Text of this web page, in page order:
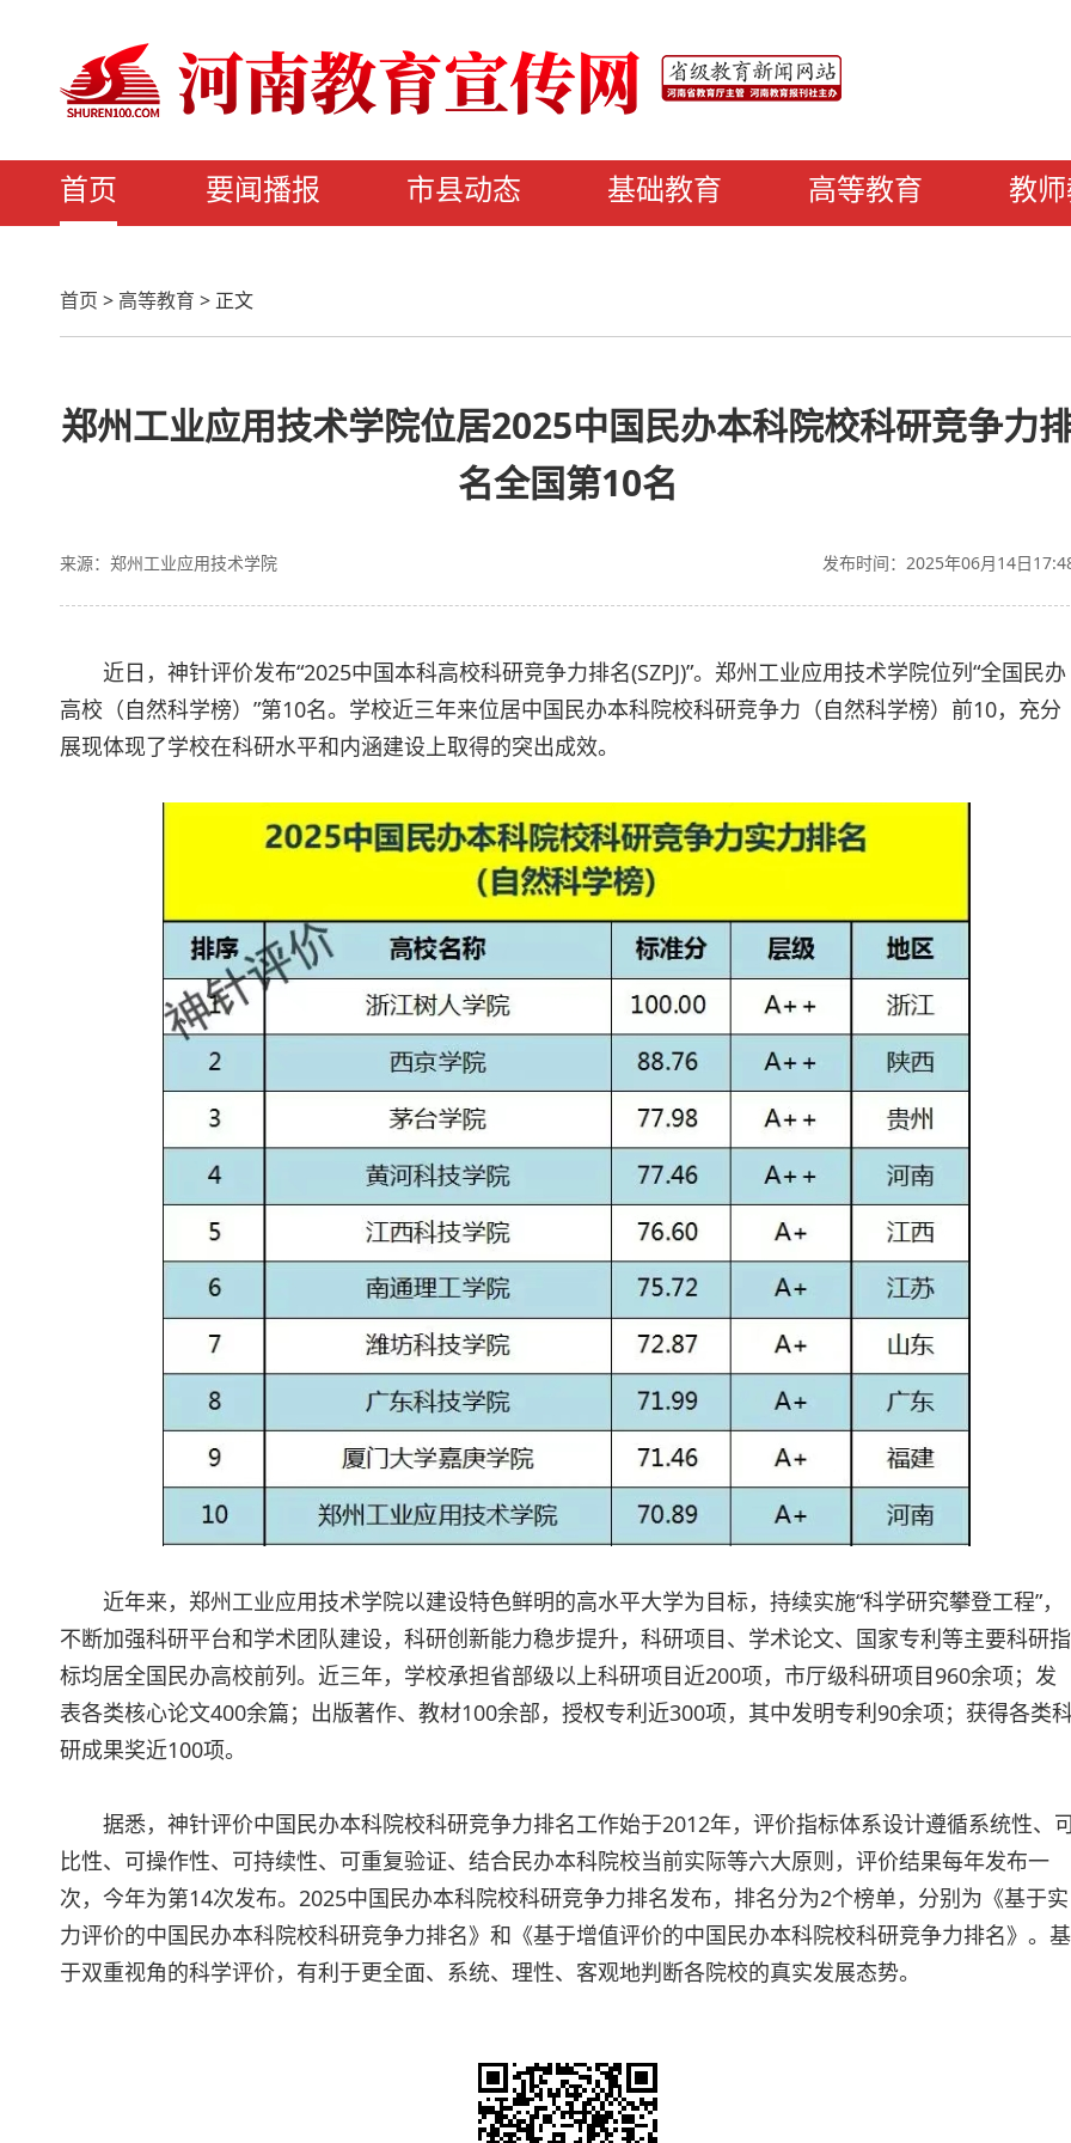
首页 要闻播报 市县动态 基础教育 高等教育 教
首页 > 高等教育 > 正文
郑州工业应用技术学院位居2025中国民办本科院校科研竞争力
名全国第10名
发布时间：2025年06月14日
来源：郑州工业应用技术学院
近日，神针评价发布“2025中国本科高校科研竞争力排名(SZPJ)”。郑州工业应用技术学院位列“全国民办
高校（自然科学榜）”第10名。学校近三年来位居中国民办本科院校科研竞争力（自然科学榜）前10，充分
展现体现了学校在科研水平和内涵建设上取得的突出成效。
近年来，郑州工业应用技术学院以建设特色鲜明的高水平大学为目标，持续实施“科学研究攀登工程”，
不断加强科研平台和学术团队建设，科研创新能力稳步提升，科研项目、学术论文、国家专利等主要科研指
标均居全国民办高校前列。近三年，学校承担省部级以上科研项目近200项，市厅级科研项目960余项；发
表各类核心论文400余篇；出版著作、教材100余部，授权专利近300项，其中发明专利90余项；获得各类
研成果奖近100项。
据悉，神针评价中国民办本科院校科研竞争力排名工作始于2012年，评价指标体系设计遵循系统性、
比性、可操作性、可持续性、可重复验证、结合民办本科院校当前实际等六大原则，评价结果每年发布一
次，今年为第14次发布。2025中国民办本科院校科研竞争力排名发布，排名分为2个榜单，分别为《基于实
力评价的中国民办本科院校科研竞争力排名》和《基于增值评价的中国民办本科院校科研竞争力排名》。基
于双重视角的科学评价，有利于更全面、系统、理性、客观地判断各院校的真实发展态势。